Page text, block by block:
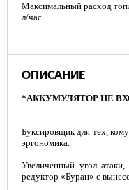
Максимальный расход
л/час
ОПИСАНИЕ
*АККУМУЛЯТОР НЕ
Буксировщик для тех,
эргономика.
Увеличенный угол
редуктор «Буран» с